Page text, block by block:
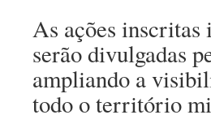
As ações inscritas
serão divulgadas
ampliando a
todo o território